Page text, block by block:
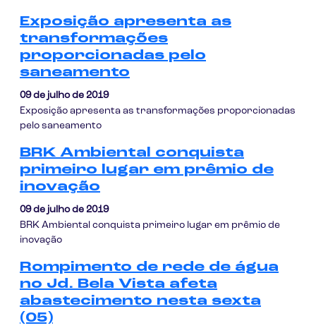
Exposição apresenta as
transformações
proporcionadas pelo
saneamento
09 de julho de 2019
Exposição apresenta as transformações proporcionadas
pelo saneamento
BRK Ambiental conquista
primeiro lugar em prêmio de
inovação
09 de julho de 2019
BRK Ambiental conquista primeiro lugar em prêmio de
inovação
Rompimento de rede de água
no Jd. Bela Vista afeta
abastecimento nesta sexta
(05)